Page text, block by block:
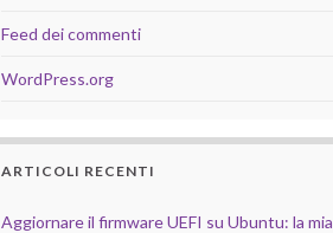
Feed dei commenti
WordPress.org
ARTICOLI RECENTI
Aggiornare il firmware UEFI su Ubuntu: la mia